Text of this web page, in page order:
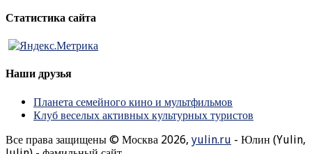
Статистика сайта
Наши друзья
Планета семейного кино и мультфильмов
Клуб веселых активных культурных туристов
Все права защищены © Москва 2026, yulin.ru - Юлин (Yulin,